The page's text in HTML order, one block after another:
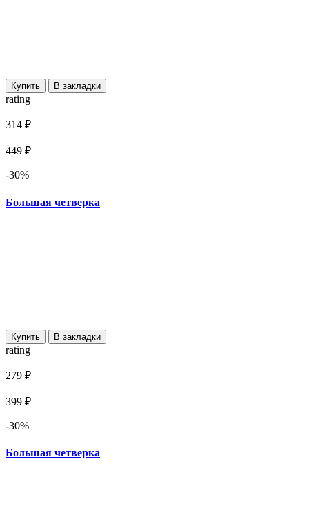
Купить В закладки
rating
314 ₽
449 ₽
-30%
Большая четверка
Купить В закладки
rating
279 ₽
399 ₽
-30%
Большая четверка